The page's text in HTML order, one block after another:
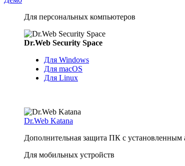
Для персональных компьютеров
Dr.Web Security Space
Для Windows
Для macOS
Для Linux
Dr.Web Katana
Дополнительная защита ПК с установленным
Для мобильных устройств